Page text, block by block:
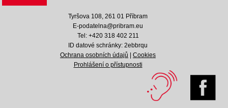
Tyršova 108, 261 01 Příbram
E-podatelna@pribram.eu
Tel: +420 318 402 211
ID datové schránky: 2ebbrqu
Ochrana osobních údajů |Cookies
Prohlášení o přístupnosti